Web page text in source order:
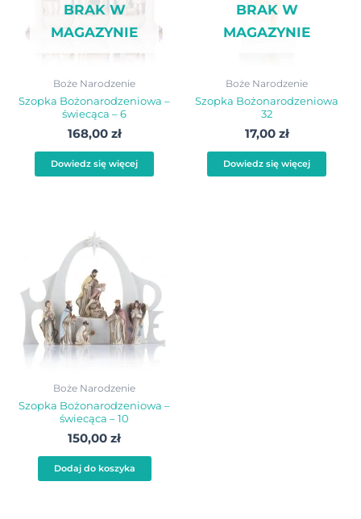
BRAK W
MAGAZYNIE
Boże Narodzenie
Szopka Bożonarodzeniowa –
świecąca – 6
168,00 zł
Dowiedz się więcej
BRAK W
MAGAZYNIE
Boże Narodzenie
Szopka Bożonarodzeniowa
32
17,00 zł
Dowiedz się więcej
Boże Narodzenie
Szopka Bożonarodzeniowa –
świecąca – 10
150,00 zł
Dodaj do koszyka